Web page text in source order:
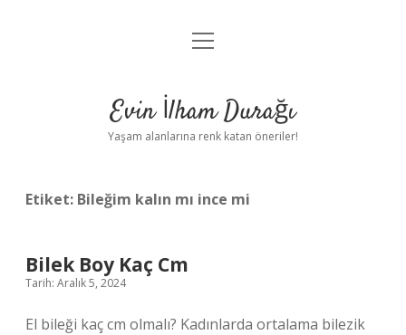
Anasayfa
Yasal Uyarı
menüyü
Evin İlham Durağı
Yaşam alanlarına renk katan öneriler!
Etiket: Bileğim kalın mı ince mi
Bilek Boy Kaç Cm
Tarih: Aralık 5, 2024
El bileği kaç cm olmalı? Kadınlarda ortalama bilezik